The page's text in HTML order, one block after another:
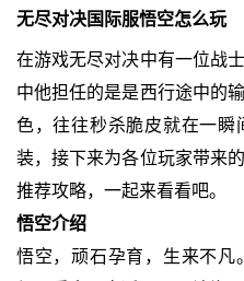
无尽对决国际服悟空怎么玩
在游戏无尽对决中有一位战
中他担任的是是西行途中的
色，往往秒杀脆皮就在一瞬
装，接下来为各位玩家带来
推荐攻略，一起来看看吧。
悟空介绍
悟空，顽石孕育，生来不